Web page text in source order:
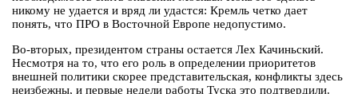
никому не удается и вряд ли удастся: Кремль четко дает
понять, что ПРО в Восточной Европе недопустимо.
Во-вторых, президентом страны остается Лех Качиньский.
Несмотря на то, что его роль в определении приоритетов
внешней политики скорее представительская, конфликты здесь
неизбежны, и первые недели работы Туска это подтвердили.